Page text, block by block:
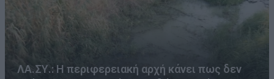
ΛΑ.ΣΥ.: Η περιφερειακή αρχή κάνει πως δεν